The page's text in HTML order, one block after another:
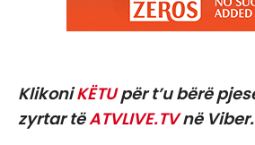
KlikoniKËTUpër t’u bërë
zyrtar tëATVLIVE.TVnë Viber.